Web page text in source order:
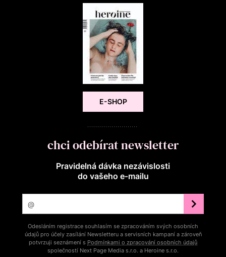
E-SHOP
chci odebírat newsletter
Pravidelná dávka nezávislosti
do vašeho e‑mailu
Odesláním registrace souhlasím se zpracováním svých osobních
údajů pro účely zasílání Newsletteru a servisních kampaní a zároveň
potvrzuji seznámení s Podmínkami o zpracování osobních údajů
společností Next Page Media s.r.o. a Heroine s.r.o.